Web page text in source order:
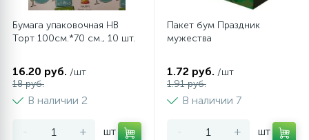
Бумага упаковочная НВ
Торт 100см.*70 см., 10 шт.
16.20 руб. /шт
18 руб.
В наличии 2
- + шт
Пакет бум Праздник
мужества
1.72 руб. /шт
1.91 руб.
В наличии 7
- + шт